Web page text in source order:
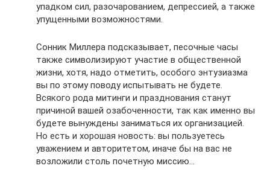
упадком сил, разочарованием, депрессией, а также
упущенными возможностями.
Сонник Миллера подсказывает, песочные часы
также символизируют участие в общественной
жизни, хотя, надо отметить, особого энтузиазма
вы по этому поводу испытывать не будете.
Всякого рода митинги и празднования станут
причиной вашей озабоченности, так как именно вы
будете вынуждены заниматься их организацией.
Но есть и хорошая новость: вы пользуетесь
уважением и авторитетом, иначе бы на вас не
возложили столь почетную миссию…